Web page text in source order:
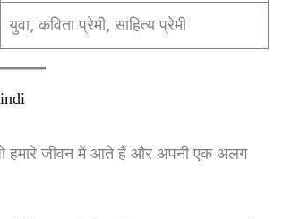
युवा, कविता प्रेमी, साहित्य प्रेमी
हमारे जीवन में आते हैं और अपनी एक अलग